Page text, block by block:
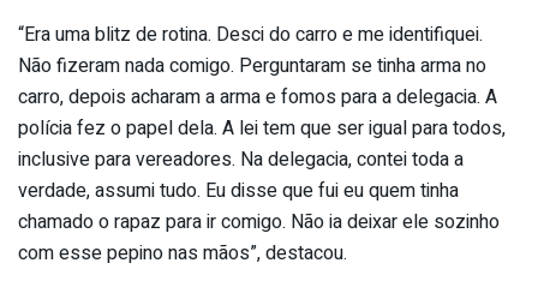
“Era uma blitz de rotina. Desci do carro e me identifiquei.
Não fizeram nada comigo. Perguntaram se tinha arma no
carro, depois acharam a arma e fomos para a delegacia. A
polícia fez o papel dela. A lei tem que ser igual para todos,
inclusive para vereadores. Na delegacia, contei toda a
verdade, assumi tudo. Eu disse que fui eu quem tinha
chamado o rapaz para ir comigo. Não ia deixar ele sozinho
com esse pepino nas mãos”, destacou.